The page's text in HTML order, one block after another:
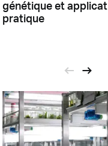
génétique et
pratique